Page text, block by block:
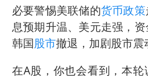
必要警惕美联储的货币政策
息预期升温、美元走强，
韩国股市撤退，加剧股市震
在A股，你也会看到，本轮